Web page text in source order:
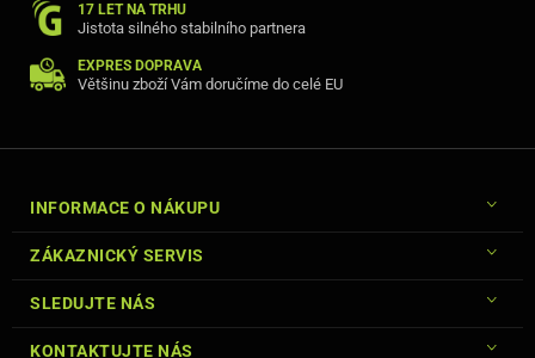
17 LET NA TRHU
Jistota silného stabilního partnera
EXPRES DOPRAVA
Většinu zboží Vám doručíme do celé EU
INFORMACE O NÁKUPU
ZÁKAZNICKÝ SERVIS
SLEDUJTE NÁS
KONTAKTUJTE NÁS